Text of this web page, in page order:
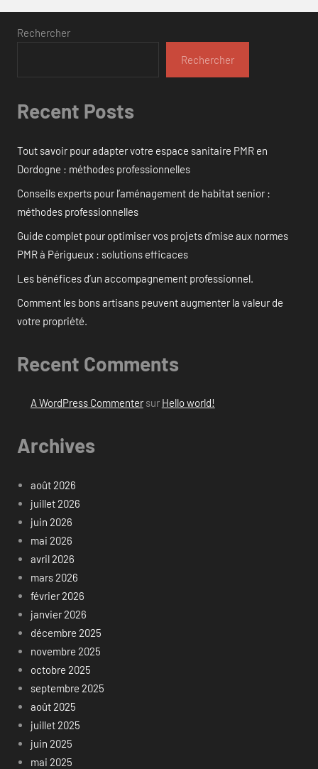
Rechercher
Rechercher
Recent Posts
Tout savoir pour adapter votre espace sanitaire PMR en
Dordogne : méthodes professionnelles
Conseils experts pour l’aménagement de habitat senior :
méthodes professionnelles
Guide complet pour optimiser vos projets d’mise aux normes
PMR à Périgueux : solutions efficaces
Les bénéfices d’un accompagnement professionnel.
Comment les bons artisans peuvent augmenter la valeur de
votre propriété.
Recent Comments
A WordPress Commentersur Hello world!
Archives
août 2026
juillet 2026
juin 2026
mai 2026
avril 2026
mars 2026
février 2026
janvier 2026
décembre 2025
novembre 2025
octobre 2025
septembre 2025
août 2025
juillet 2025
juin 2025
mai 2025